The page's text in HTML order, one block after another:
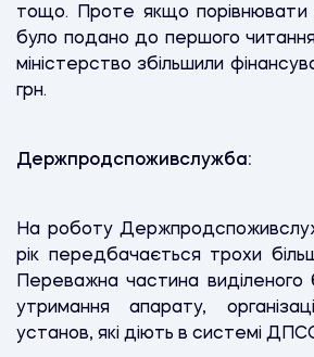
тощо. Проте якщо порівнювати
було подано до першого
міністерство збільшили
грн.
Держпродспоживслужба:
На роботу
рік передбачається трохи
Переважна частина
утримання апарату,
установ, які діють в системі